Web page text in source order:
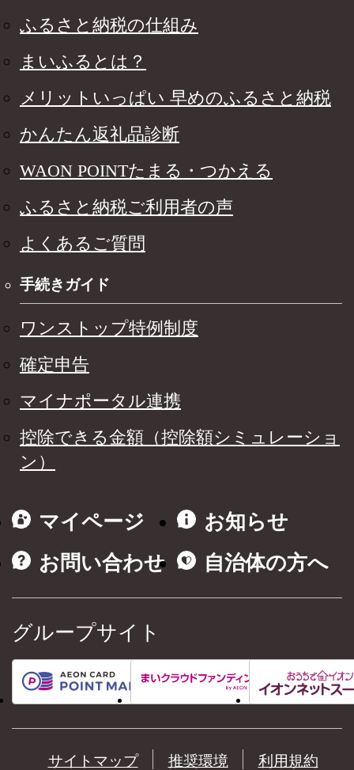
ふるさと納税の仕組み
まいふるとは？
メリットいっぱい 早めのふるさと納税
かんたん返礼品診断
WAON POINTたまる・つかえる
ふるさと納税ご利用者の声
よくあるご質問
手続きガイド
ワンストップ特例制度
確定申告
マイナポータル連携
控除できる金額（控除額シミュレーショ
ン）
マイページ
お知らせ
お問い合わせ
自治体の方へ
グループサイト
サイトマップ 推奨環境 利用規約